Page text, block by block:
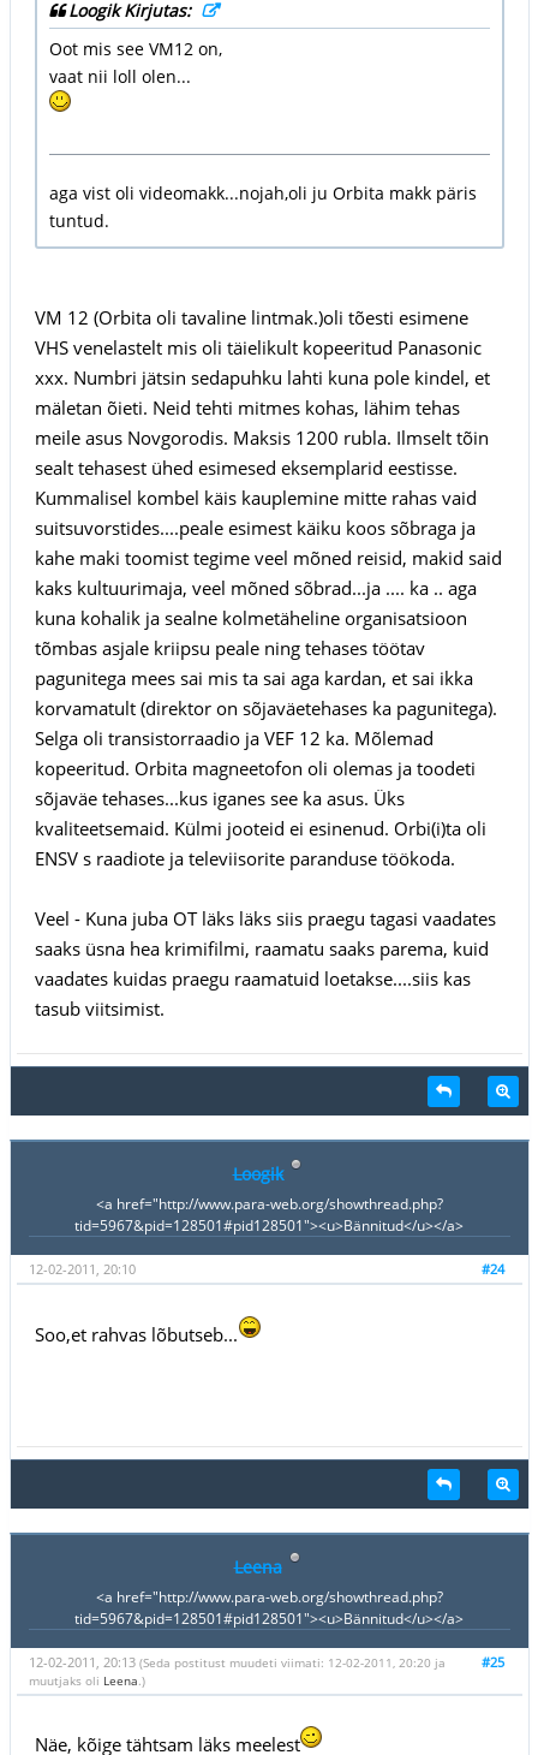
Loogik Kirjutas:
Oot mis see VM12 on,
vaat nii loll olen...
aga vist oli videomakk...nojah,oli ju Orbita makk päris
tuntud.
VM 12 (Orbita oli tavaline lintmak.)oli tõesti esimene
VHS venelastelt mis oli täielikult kopeeritud Panasonic
xxx. Numbri jätsin sedapuhku lahti kuna pole kindel, et
mäletan õieti. Neid tehti mitmes kohas, lähim tehas
meile asus Novgorodis. Maksis 1200 rubla. Ilmselt tõin
sealt tehasest ühed esimesed eksemplarid eestisse.
Kummalisel kombel käis kauplemine mitte rahas vaid
suitsuvorstides....peale esimest käiku koos sõbraga ja
kahe maki toomist tegime veel mõned reisid, makid said
kaks kultuurimaja, veel mõned sõbrad...ja .... ka .. aga
kuna kohalik ja sealne kolmetäheline organisatsioon
tõmbas asjale kriipsu peale ning tehases töötav
pagunitega mees sai mis ta sai aga kardan, et sai ikka
korvamatult (direktor on sõjaväetehases ka pagunitega).
Selga oli transistorraadio ja VEF 12 ka. Mõlemad
kopeeritud. Orbita magneetofon oli olemas ja toodeti
sõjaväe tehases...kus iganes see ka asus. Üks
kvaliteetsemaid. Külmi jooteid ei esinenud. Orbi(i)ta oli
ENSV s raadiote ja televiisorite paranduse töökoda.
Veel - Kuna juba OT läks läks siis praegu tagasi vaadates
saaks üsna hea krimifilmi, raamatu saaks parema, kuid
vaadates kuidas praegu raamatuid loetakse....siis kas
tasub viitsimist.
Loogik
<a href="http://www.para-web.org/showthread.php?
tid=5967&pid=128501#pid128501"><u>Bännitud</u></a>
#24
12-02-2011, 20:10
Soo,et rahvas lõbutseb...
Leena
<a href="http://www.para-web.org/showthread.php?
tid=5967&pid=128501#pid128501"><u>Bännitud</u></a>
#25
12-02-2011, 20:13 (Seda postitust muudeti viimati: 12-02-2011, 20:20 ja
muutjaks oli Leena .)
Näe, kõige tähtsam läks meelest